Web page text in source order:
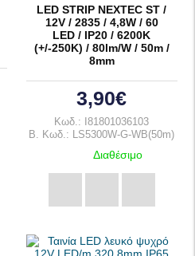
LED STRIP NEXTEC ST /
12V / 2835 / 4,8W / 60
LED / IP20 / 6200K
(+/-250K) / 80lm/W / 50m /
8mm
3,90€
Κωδ.: I81801036103
B. Κωδ.: LS5300W-G-WB(50m)
Διαθέσιμο